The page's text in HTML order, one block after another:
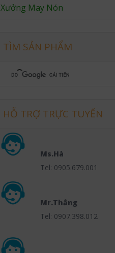
Xưởng May Nón
TÌM SẢN PHẨM
HỖ TRỢ TRỰC TUYẾN
Ms.Hà
Tel: 0905.679.001
Mr.Thắng
Tel: 0907.398.012